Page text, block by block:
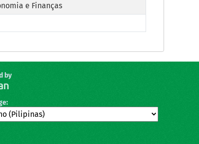
e Finanças
by